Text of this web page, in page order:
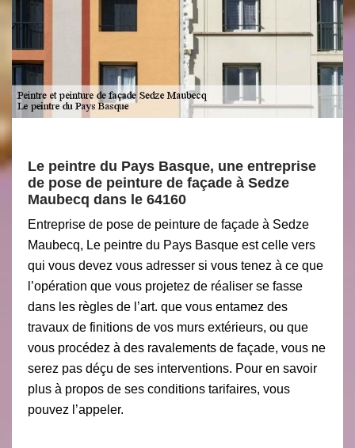
Le peintre du Pays Basque, une entreprise
de pose de peinture de façade à Sedze
Maubecq dans le 64160
Entreprise de pose de peinture de façade à Sedze
Maubecq, Le peintre du Pays Basque est celle vers
qui vous devez vous adresser si vous tenez à ce que
l’opération que vous projetez de réaliser se fasse
dans les règles de l’art. que vous entamez des
travaux de finitions de vos murs extérieurs, ou que
vous procédez à des ravalements de façade, vous ne
serez pas déçu de ses interventions. Pour en savoir
plus à propos de ses conditions tarifaires, vous
pouvez l’appeler.